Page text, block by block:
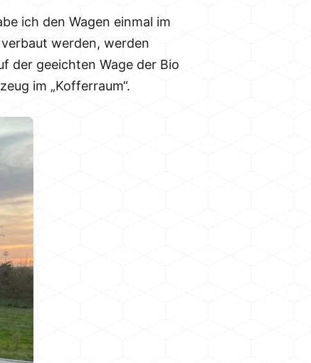
ich den Wagen einmal im
werden, werden
der geeichten Wage der Bio
im „Kofferraum“.